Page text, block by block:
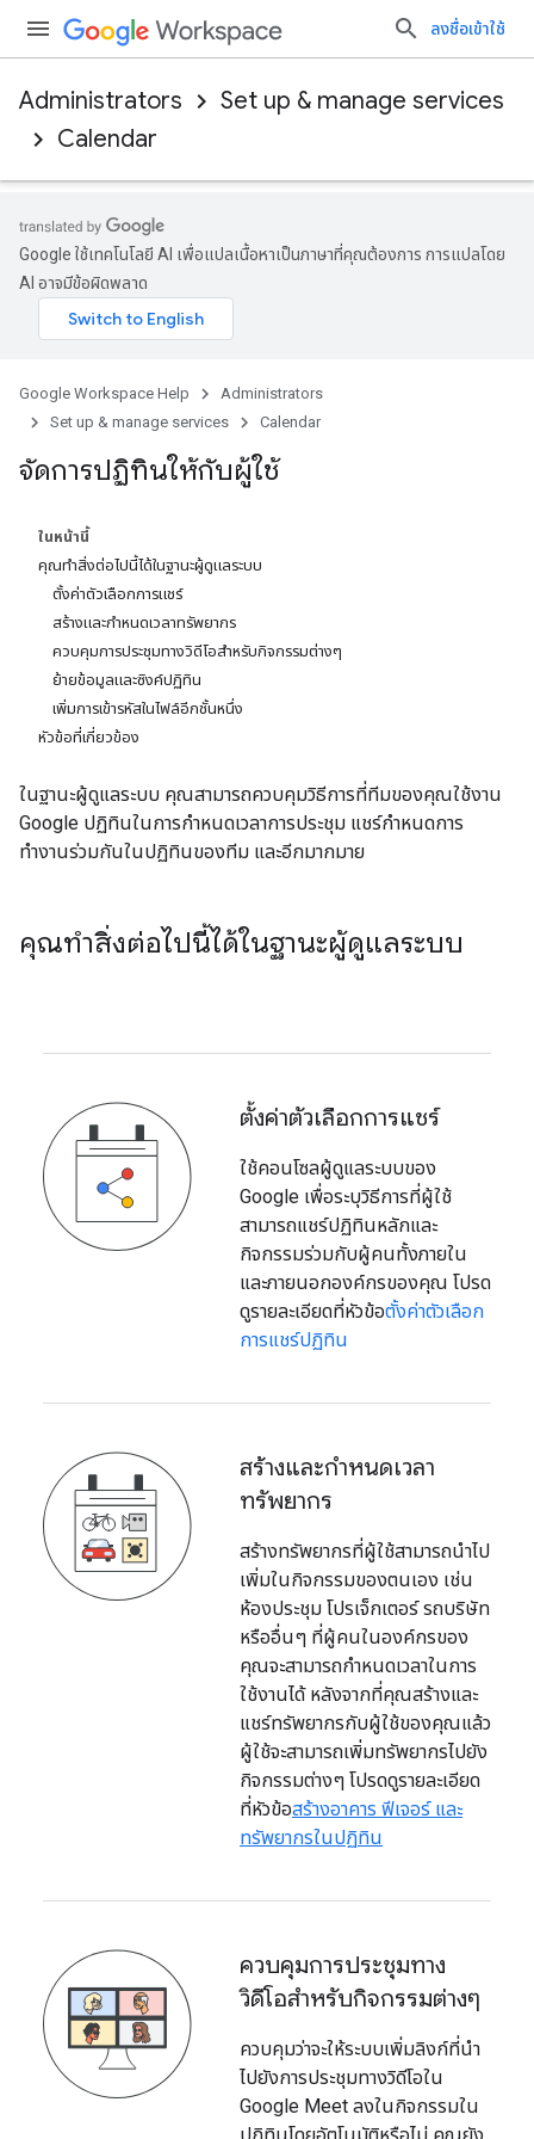
ลงชื่อเข้าใช้
Administrators
Set up & manage services
Calendar
Google ใช้เทคโนโลยี AI เพื่อแปลเนื้อหาเป็นภาษาที่คุณต้องการ การแปลโดย
AI อาจมีข้อผิดพลาด
Google Workspace Help
Administrators
Set up & manage services
Calendar
จัดการปฏิทินให้กับผู้ใช้
ในหน้านี้
คุณทำสิ่งต่อไปนี้ได้ในฐานะผู้ดูแลระบบ
ตั้งค่าตัวเลือกการแชร์
สร้างและกำหนดเวลาทรัพยากร
ควบคุมการประชุมทางวิดีโอสำหรับกิจกรรมต่างๆ
ย้ายข้อมูลและซิงค์ปฏิทิน
เพิ่มการเข้ารหัสในไฟล์อีกชั้นหนึ่ง
หัวข้อที่เกี่ยวข้อง
ในฐานะผู้ดูแลระบบ คุณสามารถควบคุมวิธีการที่ทีมของคุณใช้งาน
Google ปฏิทินในการกำหนดเวลาการประชุม แชร์กำหนดการ
ทำงานร่วมกันในปฏิทินของทีม และอีกมากมาย
คุณทำสิ่งต่อไปนี้ได้ในฐานะผู้ดูแลระบบ
ตั้งค่าตัวเลือกการแชร์
ใช้คอนโซลผู้ดูแลระบบของ
Google เพื่อระบุวิธีการที่ผู้ใช้
สามารถแชร์ปฏิทินหลักและ
กิจกรรมร่วมกับผู้คนทั้งภายใน
และภายนอกองค์กรของคุณ โปรด
ดูรายละเอียดที่หัวข้อตั้งค่าตัวเลือก
การแชร์ปฏิทิน
สร้างและกำหนดเวลา
ทรัพยากร
สร้างทรัพยากรที่ผู้ใช้สามารถนำไป
เพิ่มในกิจกรรมของตนเอง เช่น
ห้องประชุม โปรเจ็กเตอร์ รถบริษัท
หรืออื่นๆ ที่ผู้คนในองค์กรของ
คุณจะสามารถกำหนดเวลาในการ
ใช้งานได้ หลังจากที่คุณสร้างและ
แชร์ทรัพยากรกับผู้ใช้ของคุณแล้ว
ผู้ใช้จะสามารถเพิ่มทรัพยากรไปยัง
กิจกรรมต่างๆ โปรดดูรายละเอียด
ที่หัวข้อสร้างอาคาร ฟีเจอร์ และ
ทรัพยากรในปฏิทิน
ควบคุมการประชุมทาง
วิดีโอสำหรับกิจกรรมต่างๆ
ควบคุมว่าจะให้ระบบเพิ่มลิงก์ที่นำ
ไปยังการประชุมทางวิดีโอใน
Google Meet ลงในกิจกรรมใน